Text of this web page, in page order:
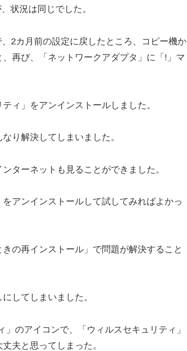
状況は同じでした。
2カ月前の設定に戻したところ、コピー機か
再び、「ネットワークアダプタ」に「!」マ
ィ」をアンインストールしました。
り解決してしまいました。
ターネットも見ることができました。
アンインストールして試してみればよかっ
の再インストール」で問題が解決すること
してしまいました。
のアイコンで、「ウィルスセキュリティ」
夫と思ってしまった。